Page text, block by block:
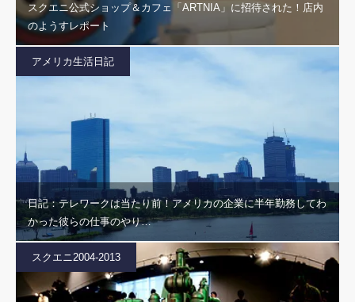
スクエニ公式ショップ＆カフェ「ARTNIA」に招待された！店内
のようすレポート
アメリカ生活日記
日記：テレワークは当たり前！アメリカの企業に半年勤務してわ
かった彼らの仕事のやり…
スクエニ2004-2013